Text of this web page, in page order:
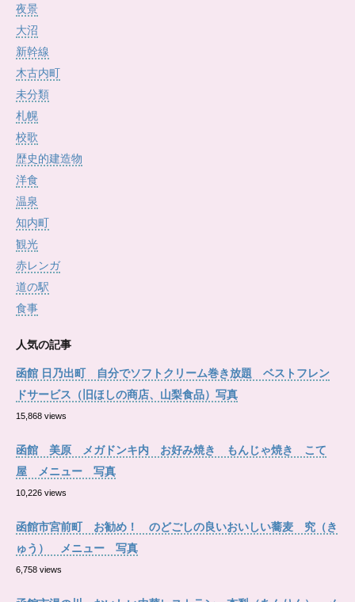
夜景
大沼
新幹線
木古内町
未分類
札幌
校歌
歴史的建造物
洋食
温泉
知内町
観光
赤レンガ
道の駅
食事
人気の記事
函館 日乃出町 自分でソフトクリーム巻き放題 ベストフレン
ドサービス（旧ほしの商店、山梨食品）写真
15,868 views
函館 美原 メガドンキ内 お好み焼き もんじゃ焼き こて
屋 メニュー 写真
10,226 views
函館市宮前町 お勧め！ のどごしの良いおいしい蕎麦 究（き
ゅう） メニュー 写真
6,758 views